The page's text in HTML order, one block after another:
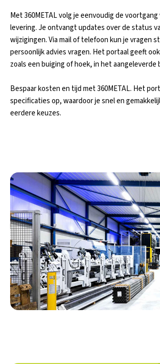
Met 360METAL volg je eenvoudig de
levering. Je ontvangt updates over de status
wijzigingen. Via mail of telefoon kun je vragen
persoonlijk advies vragen. Het portaal geeft
zoals een buiging of hoek, in het aangeleverde
Bespaar kosten en tijd met 360METAL. Het
specificaties op, waardoor je snel en
eerdere keuzes.